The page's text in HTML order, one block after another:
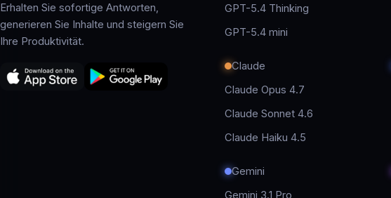
Erhalten Sie sofortige Antworten,
generieren Sie Inhalte und steigern Sie
Ihre Produktivität.
GPT-5.4 Thinking
GPT-5.4 mini
Claude
Claude Opus 4.7
Claude Sonnet 4.6
Claude Haiku 4.5
Gemini
Gemini 3.1 Pro